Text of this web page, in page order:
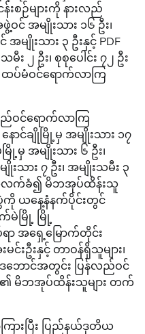
းစဉ်များကို နားလည်
အမျိုးသား ၁၆ ဦး၊
အမျိုးသား ၃ ဦးနှင့် PDF
း ၂ ဦး၊ စုစုပေါင်း ၇၂ ဦး
မံဝင်ရောက်လာကြ
ဝင်ရောက်လာကြ
ာင်ချိုမြို့မှ အမျိုးသား ၁၇
ြို့မှ အမျိုးသား ၆ ဦး၊
းသား ၇ ဦး၊ အမျိုးသမီး ၃
လက်ခံ၍ မိဘအုပ်ထိန်းသူ
ကို ယနေ့နံနက်ပိုင်းတွင်
က်မဲမြို့ မြို့
ာ အရှေ့မြောက်တိုင်း
င်းဦးနှင့် တာဝန်ရှိသူများ၊
ေဘောင်အတွင်း ပြန်လည်ဝင်
၏ မိဘအုပ်ထိန်းသူများ တက်
ြားပြီး ပြည်နယ်ဒုတိယ